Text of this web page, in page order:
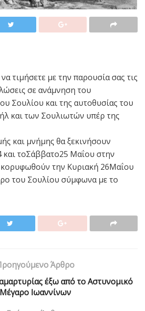
τιμήσετε με την παρουσία σας τις
σε ανάμνηση του
Σουλίου και της αυτοθυσίας του
και των Σουλιωτών υπέρ της
και μνήμης θα ξεκινήσουν
τοΣάββατο25 Μαΐου στην
κορυφωθούν την Κυριακή 26Μαΐου
του Σουλίου σύμφωνα με το
Άρθρο
έξω από το Αστυνομικό
Μέγαρο Ιωαννίνων